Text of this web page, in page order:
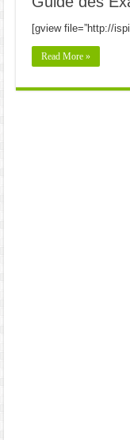
[gview file=”http://
Read More »